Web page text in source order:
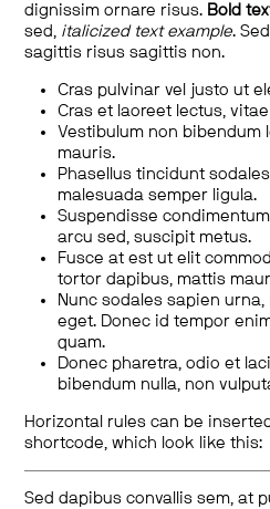
dignissim ornare risus. Bold
sed, italicized text example.
sagittis risus sagittis non.
Cras pulvinar vel justo ut
Cras et laoreet lectus,
Vestibulum non bibendum
mauris.
Phasellus tincidunt
malesuada semper ligula.
Suspendisse
arcu sed, suscipit metus.
Fusce at est ut elit
tortor dapibus, mattis
Nunc sodales sapien
eget. Donec id tempor
quam.
Donec pharetra, odio et
bibendum nulla, non
Horizontal rules can be
shortcode, which look like this:
Sed dapibus convallis sem, at